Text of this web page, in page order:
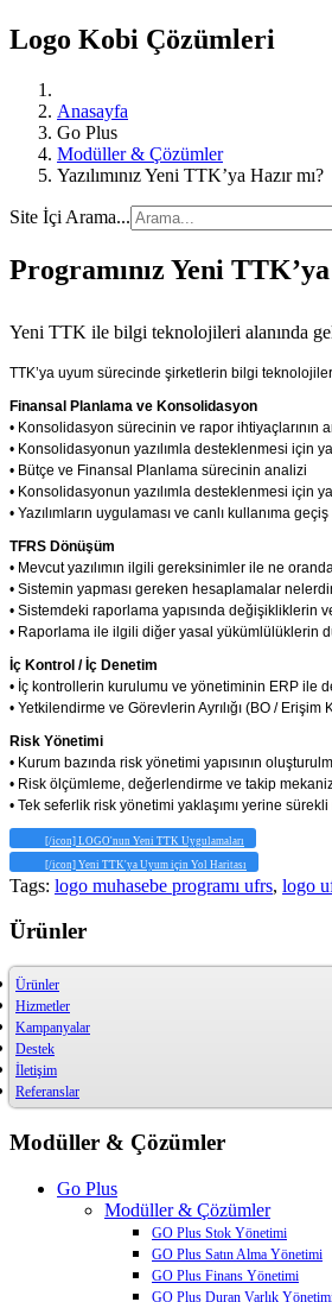
Logo Kobi Çözümleri
Anasayfa
Go Plus
Modüller & Çözümler
Yazılımınız Yeni TTK’ya Hazır mı?
Site İçi Arama...
Programınız Yeni
Yeni TTK ile bilgi teknolojileri alanında
TTK’ya uyum sürecinde şirketlerin bilgi
Finansal Planlama ve Konsolidasyon
• Konsolidasyon sürecinin ve rapor ihtiyaçlarının
• Konsolidasyonun yazılımla desteklenmesi için
• Bütçe ve Finansal Planlama sürecinin analizi
• Konsolidasyonun yazılımla desteklenmesi için
• Yazılımların uygulaması ve canlı kullanıma geçiş
TFRS Dönüşüm
• Mevcut yazılımın ilgili gereksinimler ile ne
• Sistemin yapması gereken hesaplamalar
• Sistemdeki raporlama yapısında değişikliklerin
• Raporlama ile ilgili diğer yasal yükümlülüklerin
İç Kontrol / İç Denetim
• İç kontrollerin kurulumu ve yönetiminin ERP ile
• Yetkilendirme ve Görevlerin Ayrılığı (BO / Erişim
Risk Yönetimi
• Kurum bazında risk yönetimi yapısının
• Risk ölçümleme, değerlendirme ve takip
• Tek seferlik risk yönetimi yaklaşımı yerine
[/icon] LOGO'nun Yeni TTK Uygulamaları
[/icon] Yeni TTK'ya Uyum için Yol Haritası
Tags: logo muhasebe programı ufrs, logo
Ürünler
Ürünler
Hizmetler
Kampanyalar
Destek
İletişim
Referanslar
Modüller & Çözümler
Go Plus
Modüller & Çözümler
GO Plus Stok Yönetimi
GO Plus Satın Alma Yönetimi
GO Plus Finans Yönetimi
GO Plus Duran Varlık